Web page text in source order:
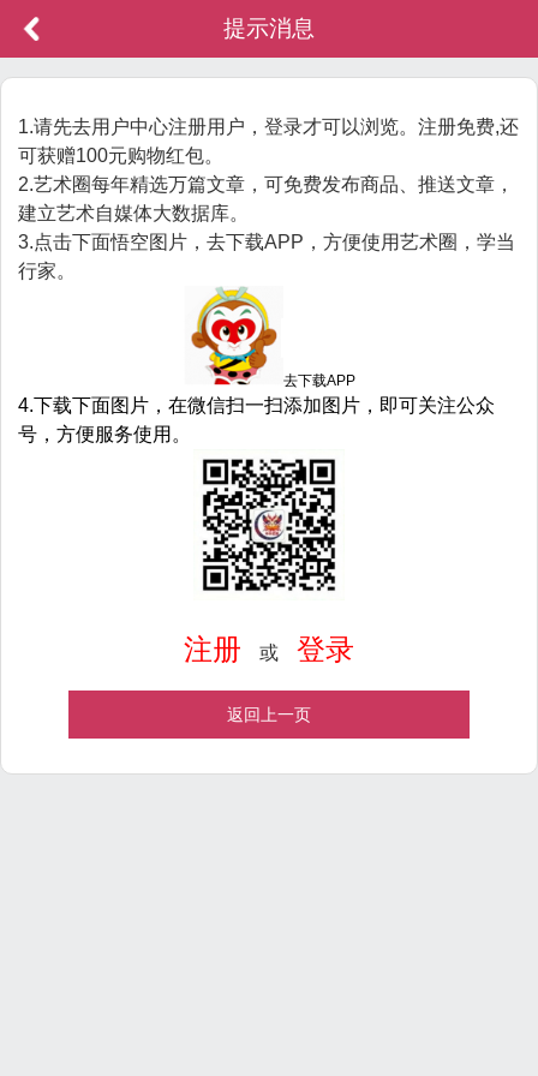
提示消息
1.请先去用户中心注册用户，登录才可以浏览。注册免费,还
可获赠100元购物红包。
2.艺术圈每年精选万篇文章，可免费发布商品、推送文章，
建立艺术自媒体大数据库。
3.点击下面悟空图片，去下载APP，方便使用艺术圈，学当
行家。
去下载APP
4.下载下面图片，在微信扫一扫添加图片，即可关注公众
号，方便服务使用。
注册 或 登录
返回上一页